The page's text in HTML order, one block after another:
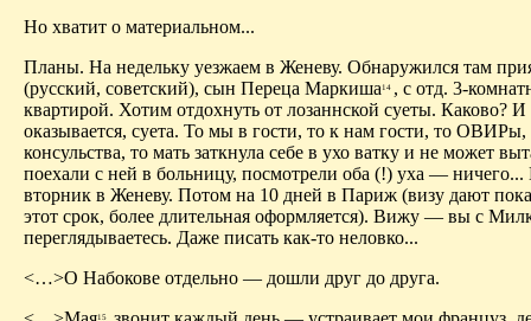
Но хватит о материальном...
Планы. На недельку уезжаем в Женеву. Обнаружился там
(русский, советский), сын Переца Маркиша 14 , с отд. 3-
квартирой. Хотим отдохнуть от лозаннской суеты. Каково? И
оказывается, суета. То мы в гости, то к нам гости, то ОВИРы,
консульства, то мать заткнула себе в ухо ватку и не может
поехали с ней в больницу, посмотрели оба (!) уха — ничего...
вторник в Женеву. Потом на 10 дней в Париж (визу дают
этот срок, более длительная оформляется). Вижу — вы с
переглядываетесь. Даже писать как-то неловко...
<…>О Набокове отдельно — дошли друг до друга.
15